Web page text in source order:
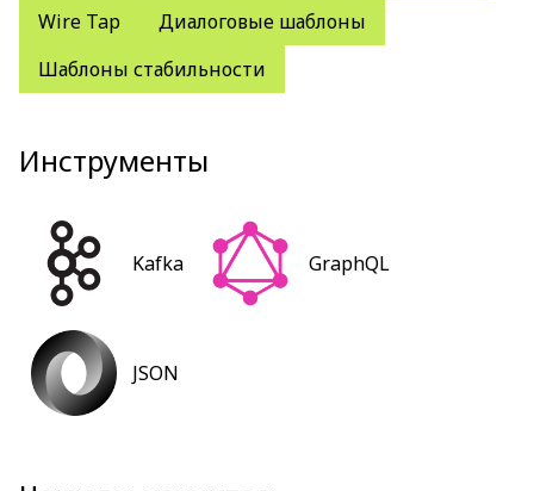
Wire Tap
Диалоговые шаблоны
Шаблоны стабильности
Инструменты
Kafka GraphQL
JSON